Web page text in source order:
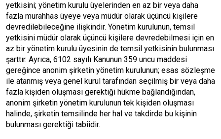
yetkisini; yönetim kurulu üyelerinden en az bir veya daha
fazla murahhas üyeye veya müdür olarak üçüncü kişilere
devredilebileceğine ilişkindir. Yönetim kurulunun, temsil
yetkisini müdür olarak üçüncü kişilere devredebilmesi için en
az bir yönetim kurulu üyesinin de temsil yetkisinin bulunması
şarttır. Ayrıca, 6102 sayılı Kanunun 359 uncu maddesi
gereğince anonim şirketin yönetim kurulunun; esas sözleşme
ile atanmış veya genel kurul tarafından seçilmiş bir veya daha
fazla kişiden oluşması gerektiği hükme bağlandığından,
anonim şirketin yönetim kurulunun tek kişiden oluşması
halinde, şirketin temsilinde her hal ve takdirde bu kişinin
bulunması gerektiği tabiidir.